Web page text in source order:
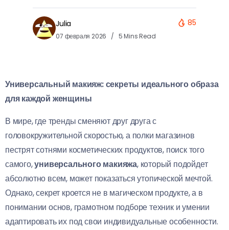
Julia
07 февраля 2026 5 Mins Read
85
Универсальный макияж: секреты идеального образа
для каждой женщины
В мире, где тренды сменяют друг друга с
головокружительной скоростью, а полки магазинов
пестрят сотнями косметических продуктов, поиск того
самого,универсального макияжа, который подойдет
абсолютно всем, может показаться утопической мечтой.
Однако, секрет кроется не в магическом продукте, а в
понимании основ, грамотном подборе техник и умении
адаптировать их под свои индивидуальные особенности.